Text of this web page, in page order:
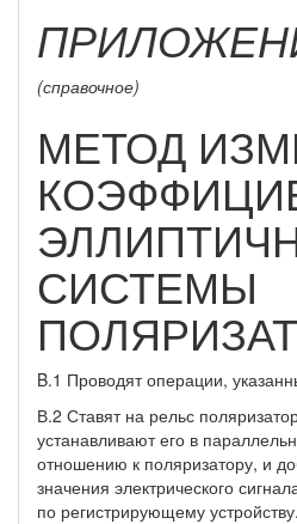
(справочное)
МЕТОД
СИСТЕМЫ
B.1 Проводят операции,
В.2 Ставят на рельс
устанавливают его в
отношению к поляризатору, и
значения электрического
по регистрирующему устройству.